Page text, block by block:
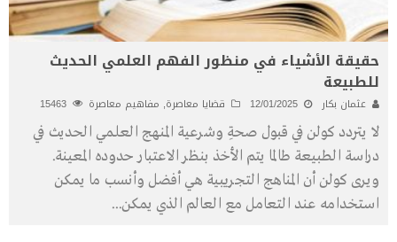
حقيقة الأشياء في منظور الفهم العلمي الحديث
للطبيعة
عثمان بكار 12/01/2025 قضايا معاصرة, مفاهيم معاصرة
لا يتردد كولن في قبول صحةِ وشرعية المنهج العلمي الحديث في
دراسة الطبيعة طالما يتم الأخذ بنظر الاعتبار حدوده المعينة.
ويرى كولن أن المناهج التجريبية هي أفضل وأنسب ما يمكن
استخدامه عند التعامل مع العالم الذي يمكن...